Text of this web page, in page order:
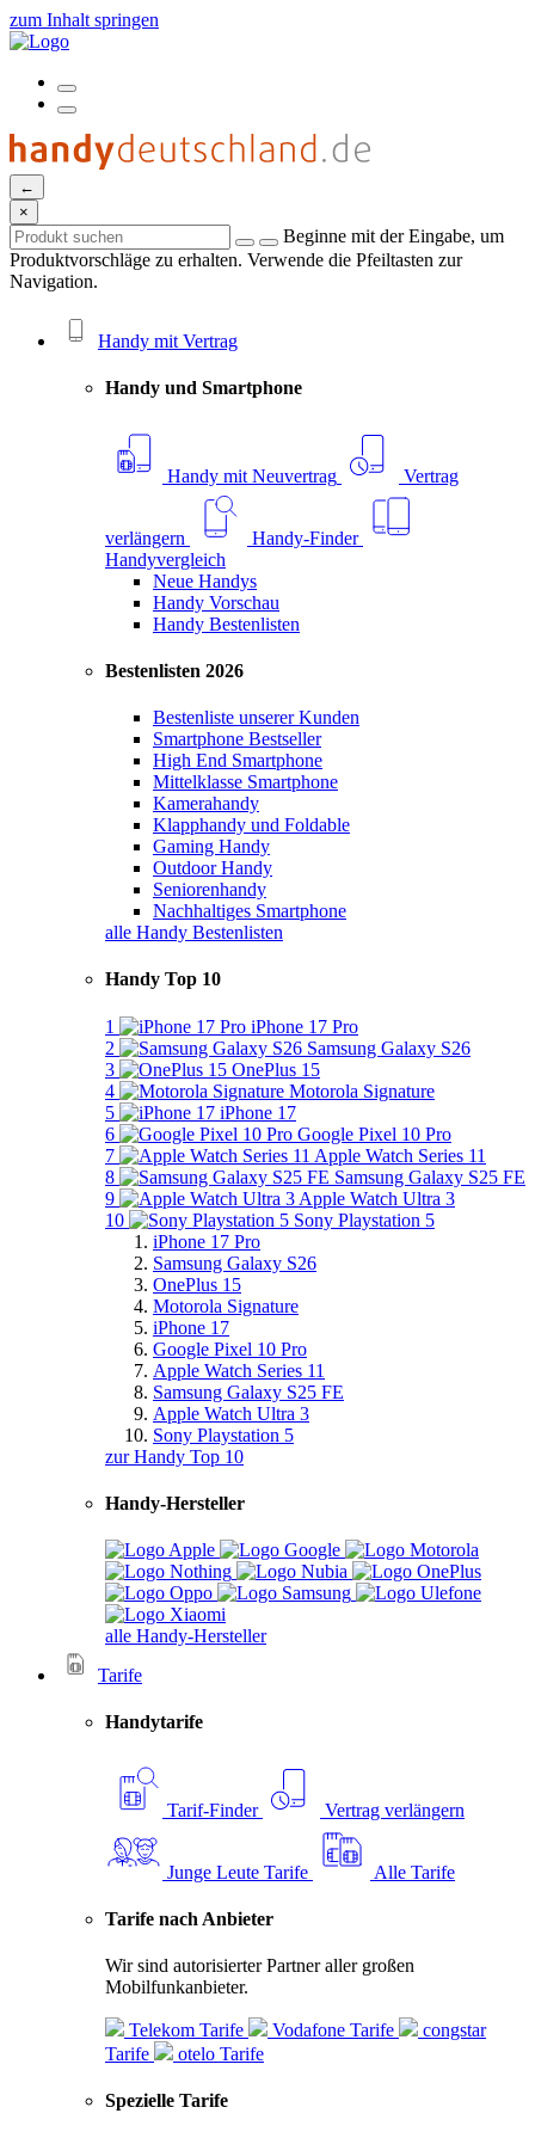
zum Inhalt springen
←
×
Beginne mit der Eingabe, um
Produktvorschläge zu erhalten. Verwende die Pfeiltasten zur
Navigation.
Handy mit Vertrag
Handy und Smartphone
Handy mit Neuvertrag Vertrag
verlängern
Handy-Finder
Handyvergleich
Neue Handys
Handy Vorschau
Handy Bestenlisten
Bestenlisten 2026
Bestenliste unserer Kunden
Smartphone Bestseller
High End Smartphone
Mittelklasse Smartphone
Kamerahandy
Klapphandy und Foldable
Gaming Handy
Outdoor Handy
Seniorenhandy
Nachhaltiges Smartphone
alle Handy Bestenlisten
Handy Top 10
1
iPhone 17 Pro
2
Samsung Galaxy S26
3
OnePlus 15
4
Motorola Signature
5
iPhone 17
6
Google Pixel 10 Pro
7
Apple Watch Series 11
8
Samsung Galaxy S25 FE
9
Apple Watch Ultra 3
10
Sony Playstation 5
iPhone 17 Pro
Samsung Galaxy S26
OnePlus 15
Motorola Signature
iPhone 17
Google Pixel 10 Pro
Apple Watch Series 11
Samsung Galaxy S25 FE
Apple Watch Ultra 3
Sony Playstation 5
zur Handy Top 10
Handy-Hersteller
alle Handy-Hersteller
Tarife
Handytarife
Tarif-Finder Vertrag verlängern
Junge Leute Tarife Alle Tarife
Tarife nach Anbieter
Wir sind autorisierter Partner aller großen
Mobilfunkanbieter.
Telekom Tarife Vodafone Tarife
congstar
Tarife
otelo Tarife
Spezielle Tarife